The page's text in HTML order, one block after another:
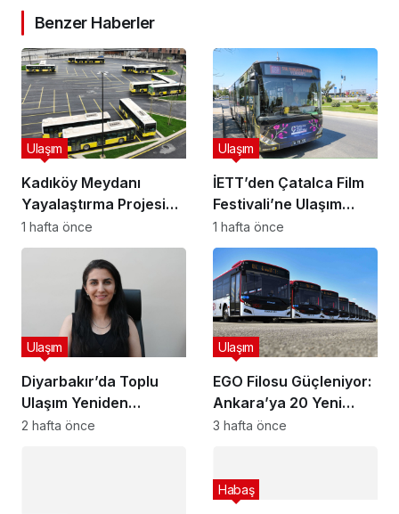
Benzer Haberler
Kadıköy Meydanı
Yayalaştırma Projesi
Onaylandı: 26 Otobüs
Hattında Düzenleme, 9
Hat Kaldırılıyor
Ulaşım
1 hafta önce
İETT’den Çatalca Film
Festivali’ne Ulaşım
Desteği: Özel Seferler
Düzenlenecek
Ulaşım
1 hafta önce
Diyarbakır’da Toplu
Ulaşım Yeniden
Planlanıyor! Özel Halk
Ulaşım
2 hafta önce
EGO Filosu Güçleniyor:
Ankara’ya 20 Yeni
OTOKAR Kent LF
Ulaşım
3 hafta önce
Habaş